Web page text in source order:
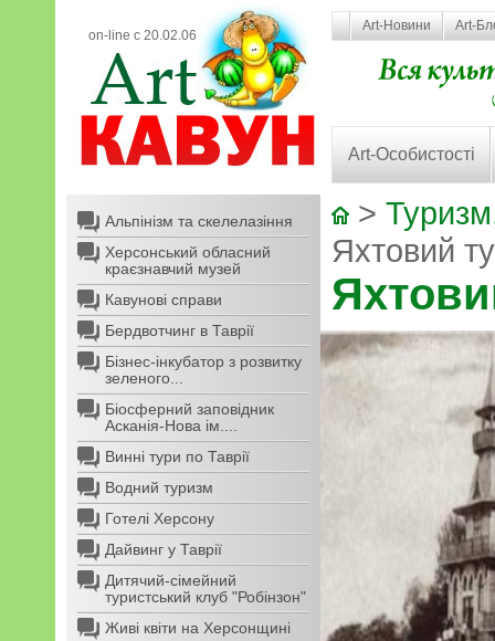
on-line с 20.02.06
Art-Новини Art-
Art-Особистості
Альпінізм та скелелазіння
Херсонський обласний
краєзнавчий музей
Кавунові справи
Бердвотчинг в Таврії
Бізнес-інкубатор з розвитку
зеленого...
Біосферний заповідник
Асканія-Нова ім....
Винні тури по Таврії
Водний туризм
Готелі Херсону
Дайвинг у Таврії
Дитячий-сімейний
туристський клуб "Робінзон"
Живі квіти на Херсонщині
>
Яхтовий